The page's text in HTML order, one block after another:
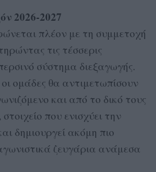
2026-2027
πλέον με τη συμμετοχή
τις τέσσερις
σύστημα διεξαγωγής.
ομάδες θα αντιμετωπίσουν
και από το δικό τους
που ενισχύει την
δημιουργεί ακόμη πιο
ζευγάρια ανάμεσα